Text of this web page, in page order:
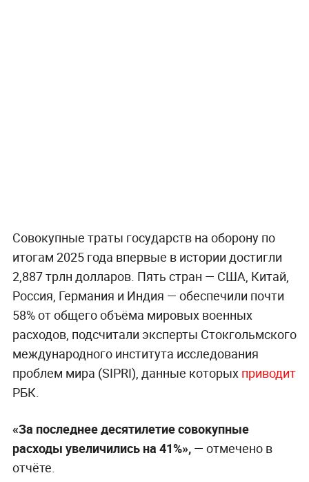
Совокупные траты государств на оборону по
итогам 2025 года впервые в истории достигли
2,887 трлн долларов. Пять стран — США, Китай,
Россия, Германия и Индия — обеспечили почти
58% от общего объёма мировых военных
расходов, подсчитали эксперты Стокгольмского
международного института исследования
проблем мира (SIPRI), данные которых приводит
РБК.
«За последнее десятилетие совокупные
расходы увеличились на 41%»,— отмечено в
отчёте.